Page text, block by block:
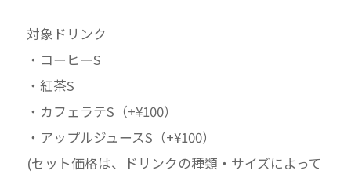
対象ドリンク
・コーヒーS
・紅茶S
・カフェラテS（+¥100）
・アップルジュースS（+¥100）
(セット価格は、ドリンクの種類・サイズによって